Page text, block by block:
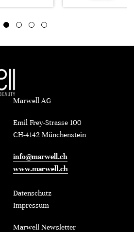
Marwell AG
Emil Frey-Strasse 100
CH-4142 Münchenstein
info@marwell.ch
www.marwell.ch
Datenschutz
Impressum
Marwell Newsletter